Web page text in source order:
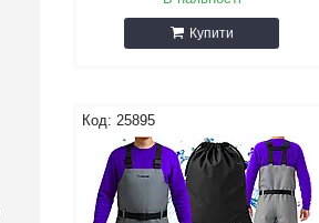
Купити
25895